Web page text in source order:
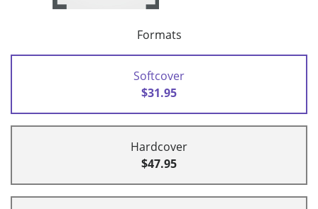
Formats
Softcover
$31.95
Hardcover
$47.95